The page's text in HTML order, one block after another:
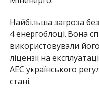
Найбільша загроза
4 енергоблоці. Вона
використовували
ліцензії на
АЕС українського
стані.